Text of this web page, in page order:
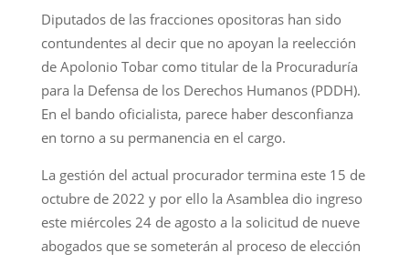
Diputados de las fracciones opositoras han sido
contundentes al decir que no apoyan la reelección
de Apolonio Tobar como titular de la Procuraduría
para la Defensa de los Derechos Humanos (PDDH).
En el bando oficialista, parece haber desconfianza
en torno a su permanencia en el cargo.
La gestión del actual procurador termina este 15 de
octubre de 2022 y por ello la Asamblea dio ingreso
este miércoles 24 de agosto a la solicitud de nueve
abogados que se someterán al proceso de elección